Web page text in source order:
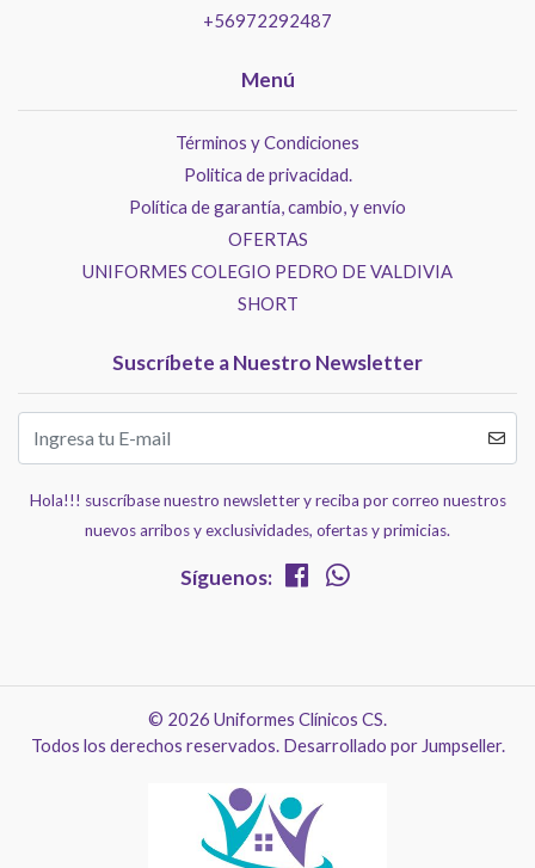
+56972292487
Menú
Términos y Condiciones
Politica de privacidad.
Política de garantía, cambio, y envío
OFERTAS
UNIFORMES COLEGIO PEDRO DE VALDIVIA
SHORT
Suscríbete a Nuestro Newsletter
Hola!!! suscríbase nuestro newsletter y reciba por correo nuestros
nuevos arribos y exclusividades, ofertas y primicias.
Síguenos:
© 2026 Uniformes Clínicos CS.
Todos los derechos reservados. Desarrollado por Jumpseller.